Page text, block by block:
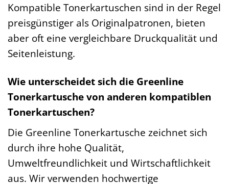
Kompatible Tonerkartuschen sind in der Regel
preisgünstiger als Originalpatronen, bieten
aber oft eine vergleichbare Druckqualität und
Seitenleistung.
Wie unterscheidet sich die Greenline
Tonerkartusche von anderen kompatiblen
Tonerkartuschen?
Die Greenline Tonerkartusche zeichnet sich
durch ihre hohe Qualität,
Umweltfreundlichkeit und Wirtschaftlichkeit
aus. Wir verwenden hochwertige